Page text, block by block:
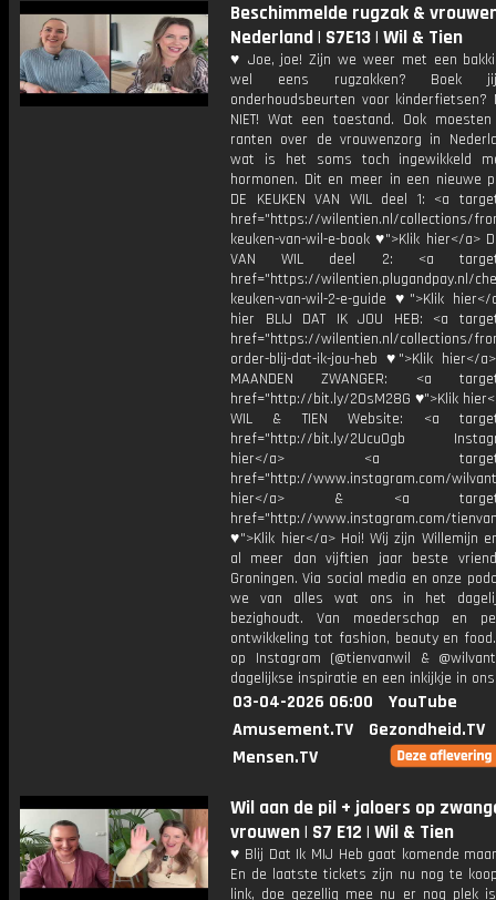
Beschimmelde rugzak &
Nederland | S7E13 | Wil & Tien
♥ Joe, joe! Zijn we weer met een
wel eens rugzakken? Boek
onderhoudsbeurten voor kinderfietsen?
NIET! Wat een toestand. Ook
ranten over de vrouwenzorg in
wat is het soms toch ingewikkeld
hormonen. Dit en meer in een nieuwe
DE KEUKEN VAN WIL deel 1: <a
href="https://wilentien.nl/collections/
keuken-van-wil-e-book ♥">Klik hier</a>
VAN WIL deel 2: <a
href="https://wilentien.plugandpay.nl/
keuken-van-wil-2-e-guide ♥">Klik
hier BLIJ DAT IK JOU HEB: <a
href="https://wilentien.nl/collections/
order-blij-dat-ik-jou-heb ♥">Klik hier</
MAANDEN ZWANGER: <a
href="http://bit.ly/2OsM28G ♥">Klik
WIL & TIEN Website: <a
href="http://bit.ly/2Ucu0gb
hier</a> <a
href="http://www.instagram.com/
hier</a> & <a
href="http://www.instagram.com/
♥">Klik hier</a> Hoi! Wij zijn Willemijn
al meer dan vijftien jaar beste
Groningen. Via social media en onze
we van alles wat ons in het
bezighoudt. Van moederschap en
ontwikkeling tot fashion, beauty en
op Instagram (@tienvanwil &
dagelijkse inspiratie en een inkijkje in
03-04-2026 06:00
YouTube
Amusement.TV
Gezondheid.TV
Mensen.TV
Wil aan de pil + jaloers op
vrouwen | S7 E12 | Wil & Tien
♥ Blij Dat Ik MIJ Heb gaat komende
En de laatste tickets zijn nu nog te
link, doe gezellig mee nu er nog plek